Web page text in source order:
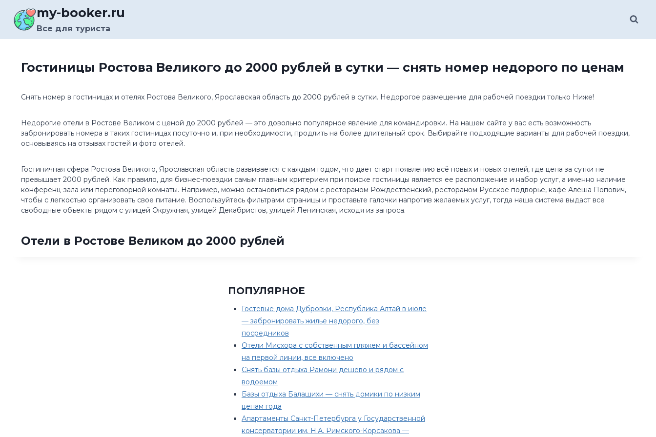
содержимому
my-booker.ru
Все для туриста
Гостиницы Ростова Великого до 2000 рублей в сутки — снять номер недорого по ценам
Снять номер в гостиницах и отелях Ростова Великого, Ярославская область до 2000 рублей в сутки. Недорогое размещение для рабочей поездки только Ниже!
Недорогие отели в Ростове Великом с ценой до 2000 рублей — это довольно популярное явление для командировки. На нашем сайте у вас есть возможность
забронировать номера в таких гостиницах посуточно и, при необходимости, продлить на более длительный срок. Выбирайте подходящие варианты для рабочей поездки,
основываясь на отзывах гостей и фото отелей.
Гостиничная сфера Ростова Великого, Ярославская область развивается с каждым годом, что дает старт появлению всё новых и новых отелей, где цена за сутки не
превышает 2000 рублей. Как правило, для бизнес-поездки самым главным критерием при поиске гостиницы является ее расположение и набор услуг, а именно наличие
конференц-зала или переговорной комнаты. Например, можно остановиться рядом с рестораном Рождественский, рестораном Русское подворье, кафе Алёша Попович,
чтобы с легкостью организовать свое питание. Воспользуйтесь фильтрами страницы и проставьте галочки напротив желаемых услуг, тогда наша система выдаст все
свободные объекты рядом с улицей Окружная, улицей Декабристов, улицей Ленинская, исходя из запроса.
Отели в Ростове Великом до 2000 рублей
ПОПУЛЯРНОЕ
Гостевые дома Дубровки, Республика Алтай в июле
— забронировать жилье недорого, без
посредников
Отели Мисхора с собственным пляжем и бассейном
на первой линии, все включено
Снять базы отдыха Рамони дешево и рядом с
водоемом
Базы отдыха Балашихи — снять домики по низким
ценам года
Апартаменты Санкт-Петербурга у Государственной
консерватории им. Н.А. Римского-Корсакова —